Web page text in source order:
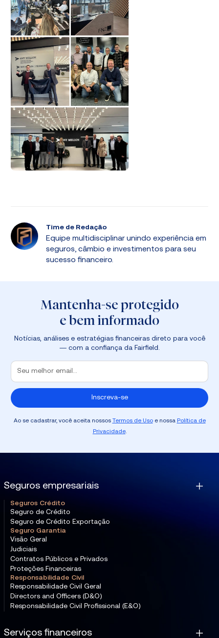
Time de Redação
Equipe multidisciplinar unindo experiência em
seguros, câmbio e investimentos para seu
sucesso financeiro.
Mantenha-se protegido
e bem informado
Notícias, análises e estratégias financeiras direto para você
— com a confiança da Fairfield.
Ao se cadastrar, você aceita nossos Termos de Usoe nossa Política de
Privacidade.
Seguros empresariais
Seguros Crédito
Seguro de Crédito
Seguro de Crédito Exportação
Seguro Garantia
Visão Geral
Judiciais
Contratos Públicos e Privados
Proteções Financeiras
Responsabilidade Civil
Responsabilidade Civil Geral
Directors and Officers (D&O)
Responsabilidade Civil Profissional (E&O)
Serviços financeiros